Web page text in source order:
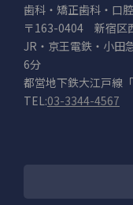
歯科・矯正歯科・口
〒163-0404 新宿区
JR・京王電鉄・小田
6分
都営地下鉄大江戸線
TEL:03-3344-4567